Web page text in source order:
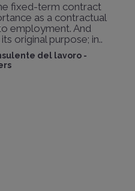
fixed-term contract
as a contractual
employment. And
original purpose; in..
del lavoro -